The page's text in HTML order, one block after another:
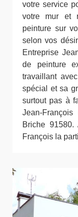
votre service
votre mur et
peinture sur
selon vos
Entreprise
de peinture
travaillant
spécial et sa
surtout pas à
Jean-
Briche
François la